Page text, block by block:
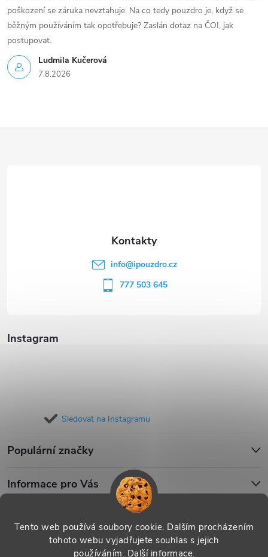
Tento web používá soubory cookie. Dalším procházením
tohoto webu vyjadřujete souhlas s jejich
používáním. Další informace.
Ludmila Kučerová
7.8.2026
poškození se záruka nevztahuje. Na co tedy pouzdro je, když se
běžným používáním tak opotřebuje? Zaslán dotaz na ČOI, jak
postupovat.
Instagram
Sledovat na Instagramu
Populární značky
Informace pro Vás
info@ipouzdro.cz
777 503 645